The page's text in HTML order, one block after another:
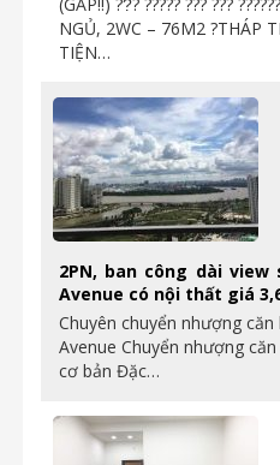
NGỦ, 2WC – 76M2 ?THÁP
TIỆN…
2PN, ban công dài view
Avenue có nội thất giá
Chuyên chuyển nhượng
Avenue Chuyển nhượng
cơ bản Đặc…